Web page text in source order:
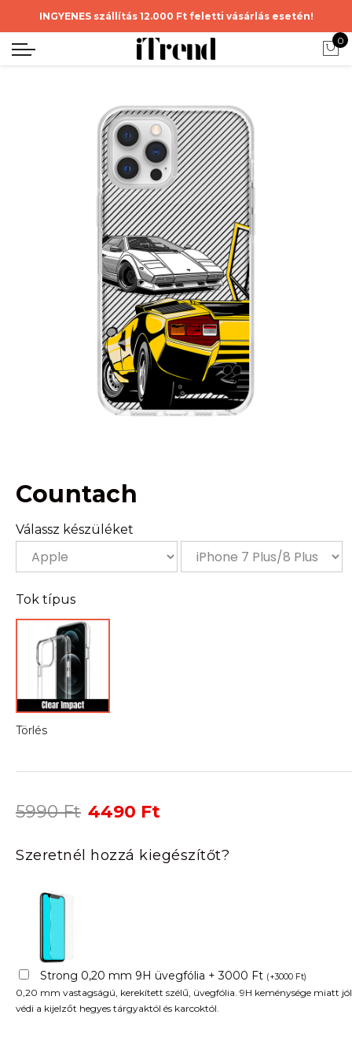
INGYENES szállítás 12.000 Ft feletti vásárlás esetén!
0
Countach
Válassz készüléket
Tok típus
Törlés
5990Ft Original
was:
5990 Ft.
4490 Ft
is:
4490 Ft.
Szeretnél hozzá kiegészítőt?
Strong 0,20 mm 9H üvegfólia + 3000 Ft (+3000 Ft)
0,20 mm vastagságú, kerekített szélű, üvegfólia. 9H keménysége miatt jól
védi a kijelzőt hegyes tárgyaktól és karcoktól.